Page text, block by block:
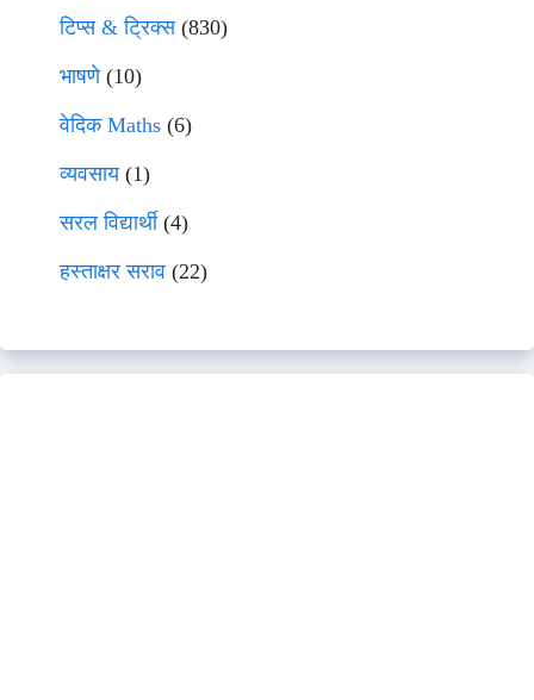
टिप्स & ट्रिक्स(830)
भाषणे(10)
वेदिक Maths (6)
व्यवसाय(1)
सरल विद्यार्थी(4)
हस्ताक्षर सराव (22)